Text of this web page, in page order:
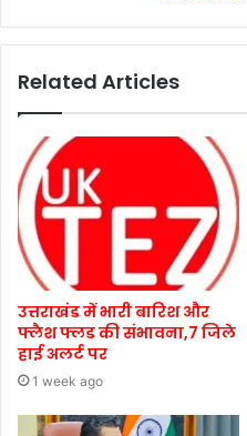
Related Articles
उत्तराखंड में भारी बारिश और
फ्लैश फ्लड की संभावना,7 जिले
हाई अलर्ट पर
1 week ago